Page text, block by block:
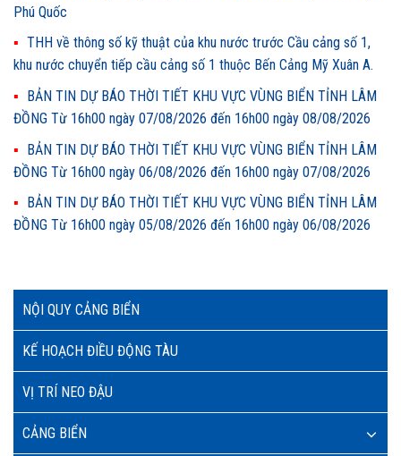
NỘI QUY CẢNG BIỂN
KẾ HOẠCH ĐIỀU ĐỘNG TÀU
VỊ TRÍ NEO ĐẬU
CẢNG BIỂN
Phú Quốc
THH về thông số kỹ thuật của khu nước trước Cầu cảng số 1,
khu nước chuyển tiếp cầu cảng số 1 thuộc Bến Cảng Mỹ Xuân A.
BẢN TIN DỰ BÁO THỜI TIẾT KHU VỰC VÙNG BIỂN TỈNH LÂM
ĐỒNG Từ 16h00 ngày 07/08/2026 đến 16h00 ngày 08/08/2026
BẢN TIN DỰ BÁO THỜI TIẾT KHU VỰC VÙNG BIỂN TỈNH LÂM
ĐỒNG Từ 16h00 ngày 06/08/2026 đến 16h00 ngày 07/08/2026
BẢN TIN DỰ BÁO THỜI TIẾT KHU VỰC VÙNG BIỂN TỈNH LÂM
ĐỒNG Từ 16h00 ngày 05/08/2026 đến 16h00 ngày 06/08/2026